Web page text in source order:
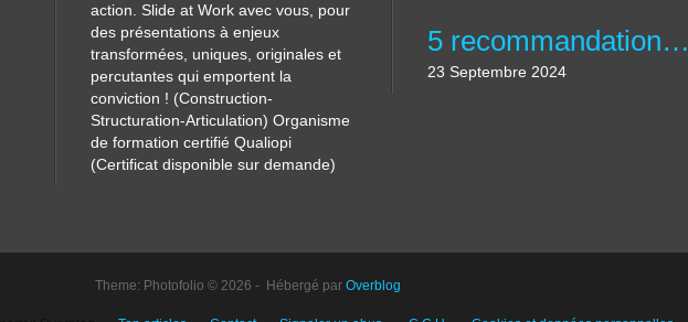
action. Slide at Work avec vous, pour
des présentations à enjeux
transformées, uniques, originales et
percutantes qui emportent la
conviction ! (Construction-
Structuration-Articulation) Organisme
de formation certifié Qualiopi
(Certificat disponible sur demande)
5 recommandations pour créer des messages qui engagent votre public
23 Septembre 2024
Theme: Photofolio © 2026 - Hébergé par Overblog